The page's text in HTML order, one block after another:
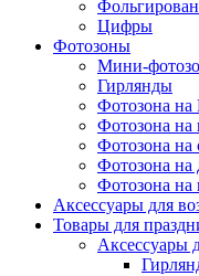
Цифры
Фотозоны
Мини-
Гирлянды
Фотозона
Фотозона на
Фотозона на
Фотозона на
Фотозона на
Аксессуары для
Товары для
Аксессуары